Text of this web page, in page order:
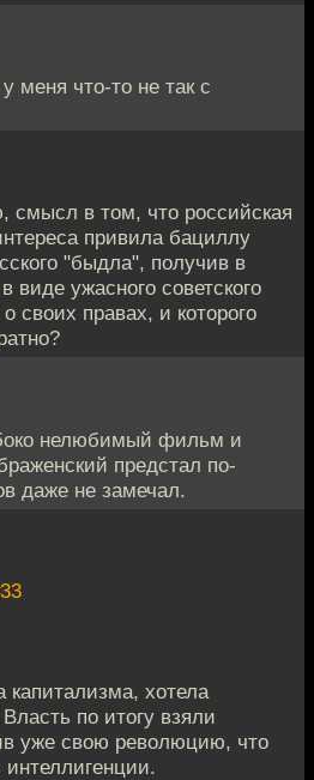
меня что-то не так с
смысл в том, что российская
привила бациллу
"быдла", получив в
виде ужасного советского
своих правах, и которого
нелюбимый фильм и
предстал по-
даже не замечал.
капитализма, хотела
по итогу взяли
уже свою революцию, что